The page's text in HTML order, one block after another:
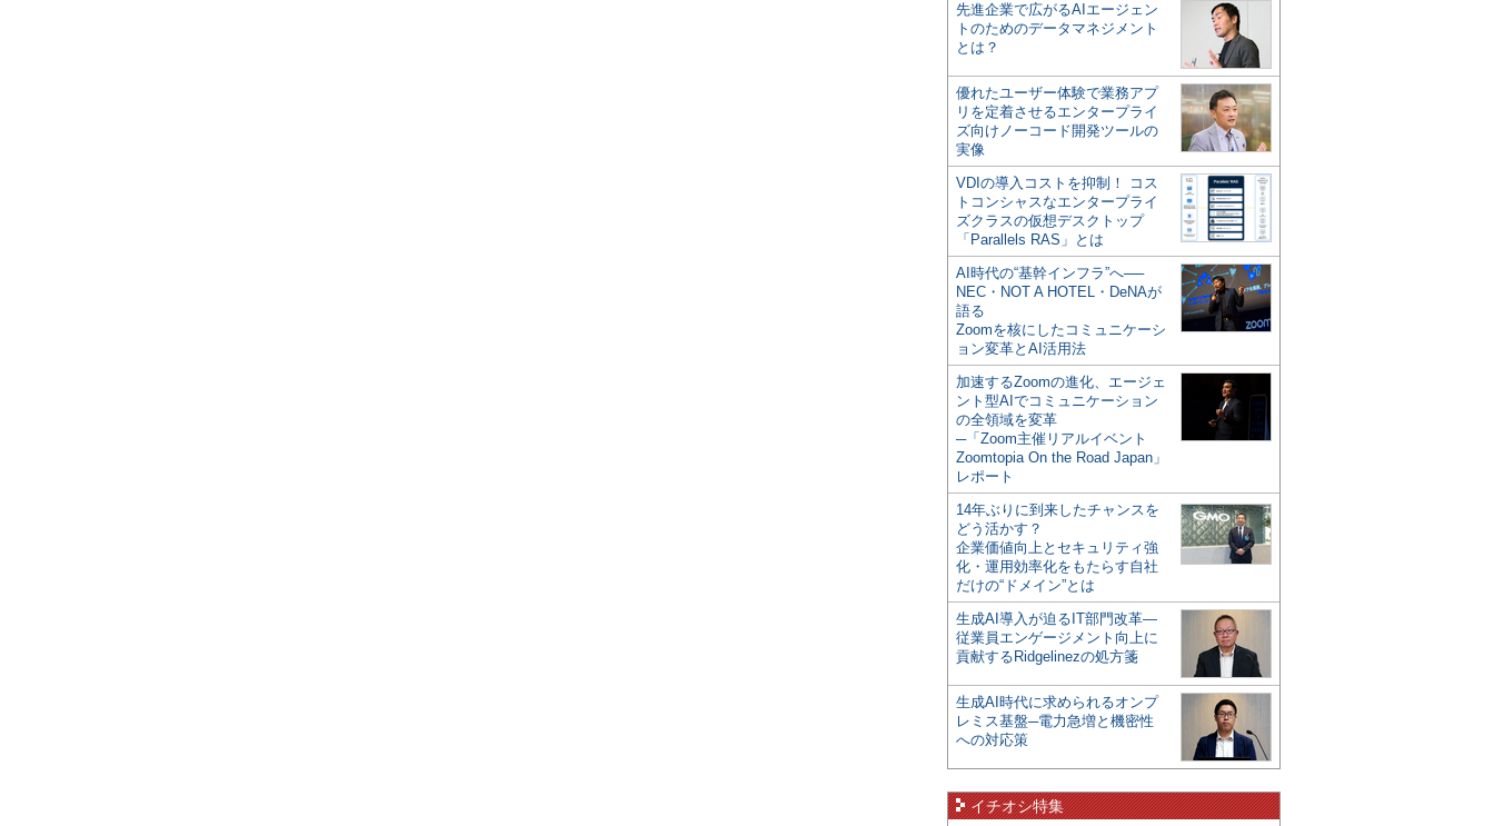
先進企業で広がるAIエージェン
トのためのデータマネジメント
とは？
優れたユーザー体験で業務アプ
リを定着させるエンタープライ
ズ向けノーコード開発ツールの
実像
VDIの導入コストを抑制！ コス
トコンシャスなエンタープライ
ズクラスの仮想デスクトップ
「Parallels RAS」とは
AI時代の“基幹インフラ”へ──
NEC・NOT A HOTEL・DeNAが
語る
Zoomを核にしたコミュニケーシ
ョン変革とAI活用法
加速するZoomの進化、エージェ
ント型AIでコミュニケーション
の全領域を変革
─「Zoom主催リアルイベント
Zoomtopia On the Road Japan」
レポート
14年ぶりに到来したチャンスを
どう活かす？
企業価値向上とセキュリティ強
化・運用効率化をもたらす自社
だけの“ドメイン”とは
生成AI導入が迫るIT部門改革―
従業員エンゲージメント向上に
貢献するRidgelinezの処方箋
生成AI時代に求められるオンプ
レミス基盤─電力急増と機密性
への対応策
イチオシ特集